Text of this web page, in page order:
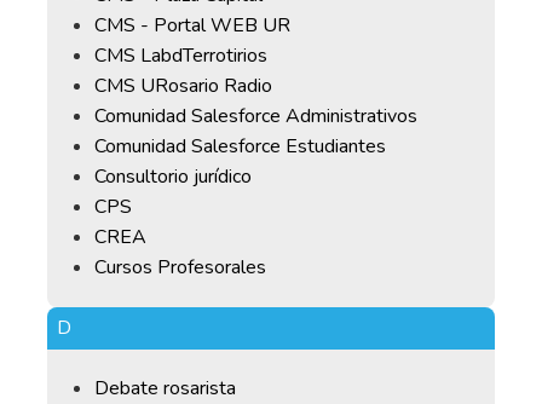
CMS - Portal WEB UR
CMS LabdTerrotirios
CMS URosario Radio
Comunidad Salesforce Administrativos
Comunidad Salesforce Estudiantes
Consultorio jurídico
CPS
CREA
Cursos Profesorales
D
Debate rosarista